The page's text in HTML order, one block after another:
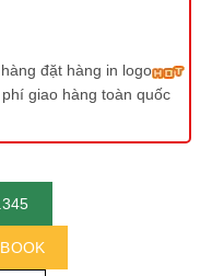
đặt hàng in logo
giao hàng toàn quốc